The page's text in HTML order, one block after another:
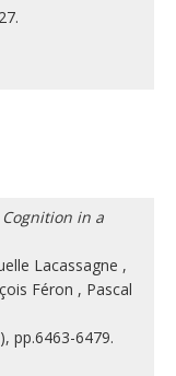
in a
Lacassagne ,
Féron , Pascal
pp.6463-6479.